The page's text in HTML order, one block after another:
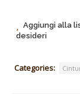
Aggiungi alla
desideri
Categories: